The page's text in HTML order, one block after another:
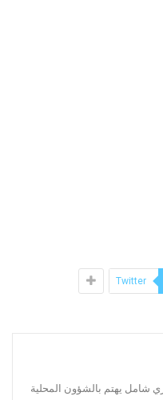
Twitter
شامل يهتم بالشؤون المحلية